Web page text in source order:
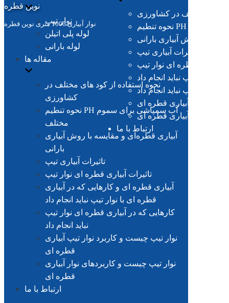
نوین قطره
نوار آبیاری 1000 متری نوین قطره
کود های مختلف در کشاورزی
با روش آبیاری بارانی
تاثیرات آبیاری تیپ
آبیاری قطره ای نوار تیپ
نوار تیپ نباید انجام داد
ای نوار تیپ نباید انجام داد
نوار تیپ آبیاری قطره ای
نوار آبیاری قطره ای
ارتباط با ما
نوار تیپ
لوله پلی اتیلن
لوله بارانی
مقاله ها
نحوه استفاده از کود های مختلف در
کشاورزی
نحوه تنطیم PH آب سمپاشی برای سموم
مختلف
آبیاری قطره‌ای و مقایسه با روش آبیاری
بارانی
تاثیرات آبیاری تیپ
تاثیرات آبیاری قطره ای نوار تیپ
آبیاری قطره ای و کارهایی که در آبیاری
قطره ای با نوار تیپ نباید انجام داد
کارهایی که در آبیاری قطره ای نوار تیپ
نباید انجام داد
نوار تیپ چیست و کاربرد نوار تیپ آبیاری
قطره ای
نوار تیپ چیست و کاربردهای نوار آبیاری
قطره ای
ارتباط با ما